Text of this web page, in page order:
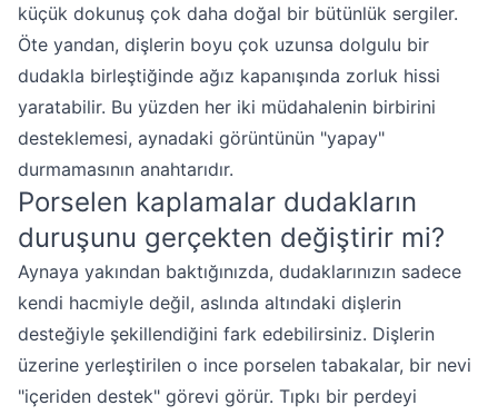
küçük dokunuş çok daha doğal bir bütünlük sergiler.
Öte yandan, dişlerin boyu çok uzunsa dolgulu bir
dudakla birleştiğinde ağız kapanışında zorluk hissi
yaratabilir. Bu yüzden her iki müdahalenin birbirini
desteklemesi, aynadaki görüntünün "yapay"
durmamasının anahtarıdır.
Porselen kaplamalar dudakların
duruşunu gerçekten değiştirir mi?
Aynaya yakından baktığınızda, dudaklarınızın sadece
kendi hacmiyle değil, aslında altındaki dişlerin
desteğiyle şekillendiğini fark edebilirsiniz. Dişlerin
üzerine yerleştirilen o ince porselen tabakalar, bir nevi
"içeriden destek" görevi görür. Tıpkı bir perdeyi